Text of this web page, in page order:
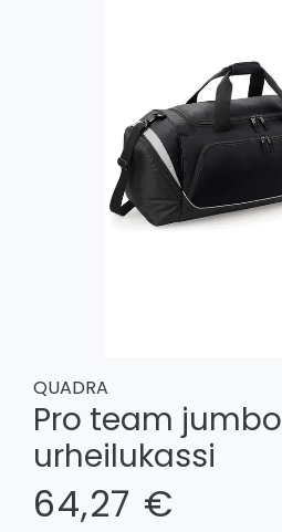
QUADRA
Pro team jumbo
urheilukassi
64,27 €